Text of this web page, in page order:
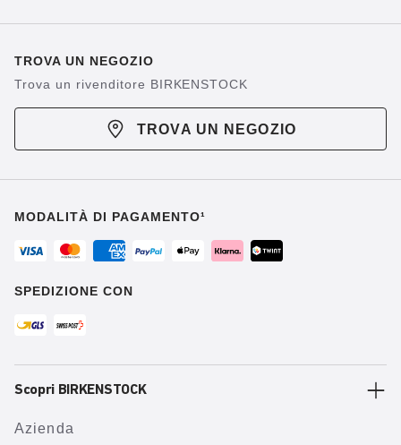
TROVA UN NEGOZIO
Trova un rivenditore BIRKENSTOCK
TROVA UN NEGOZIO
MODALITÀ DI PAGAMENTO¹
SPEDIZIONE CON
Scopri BIRKENSTOCK
Azienda